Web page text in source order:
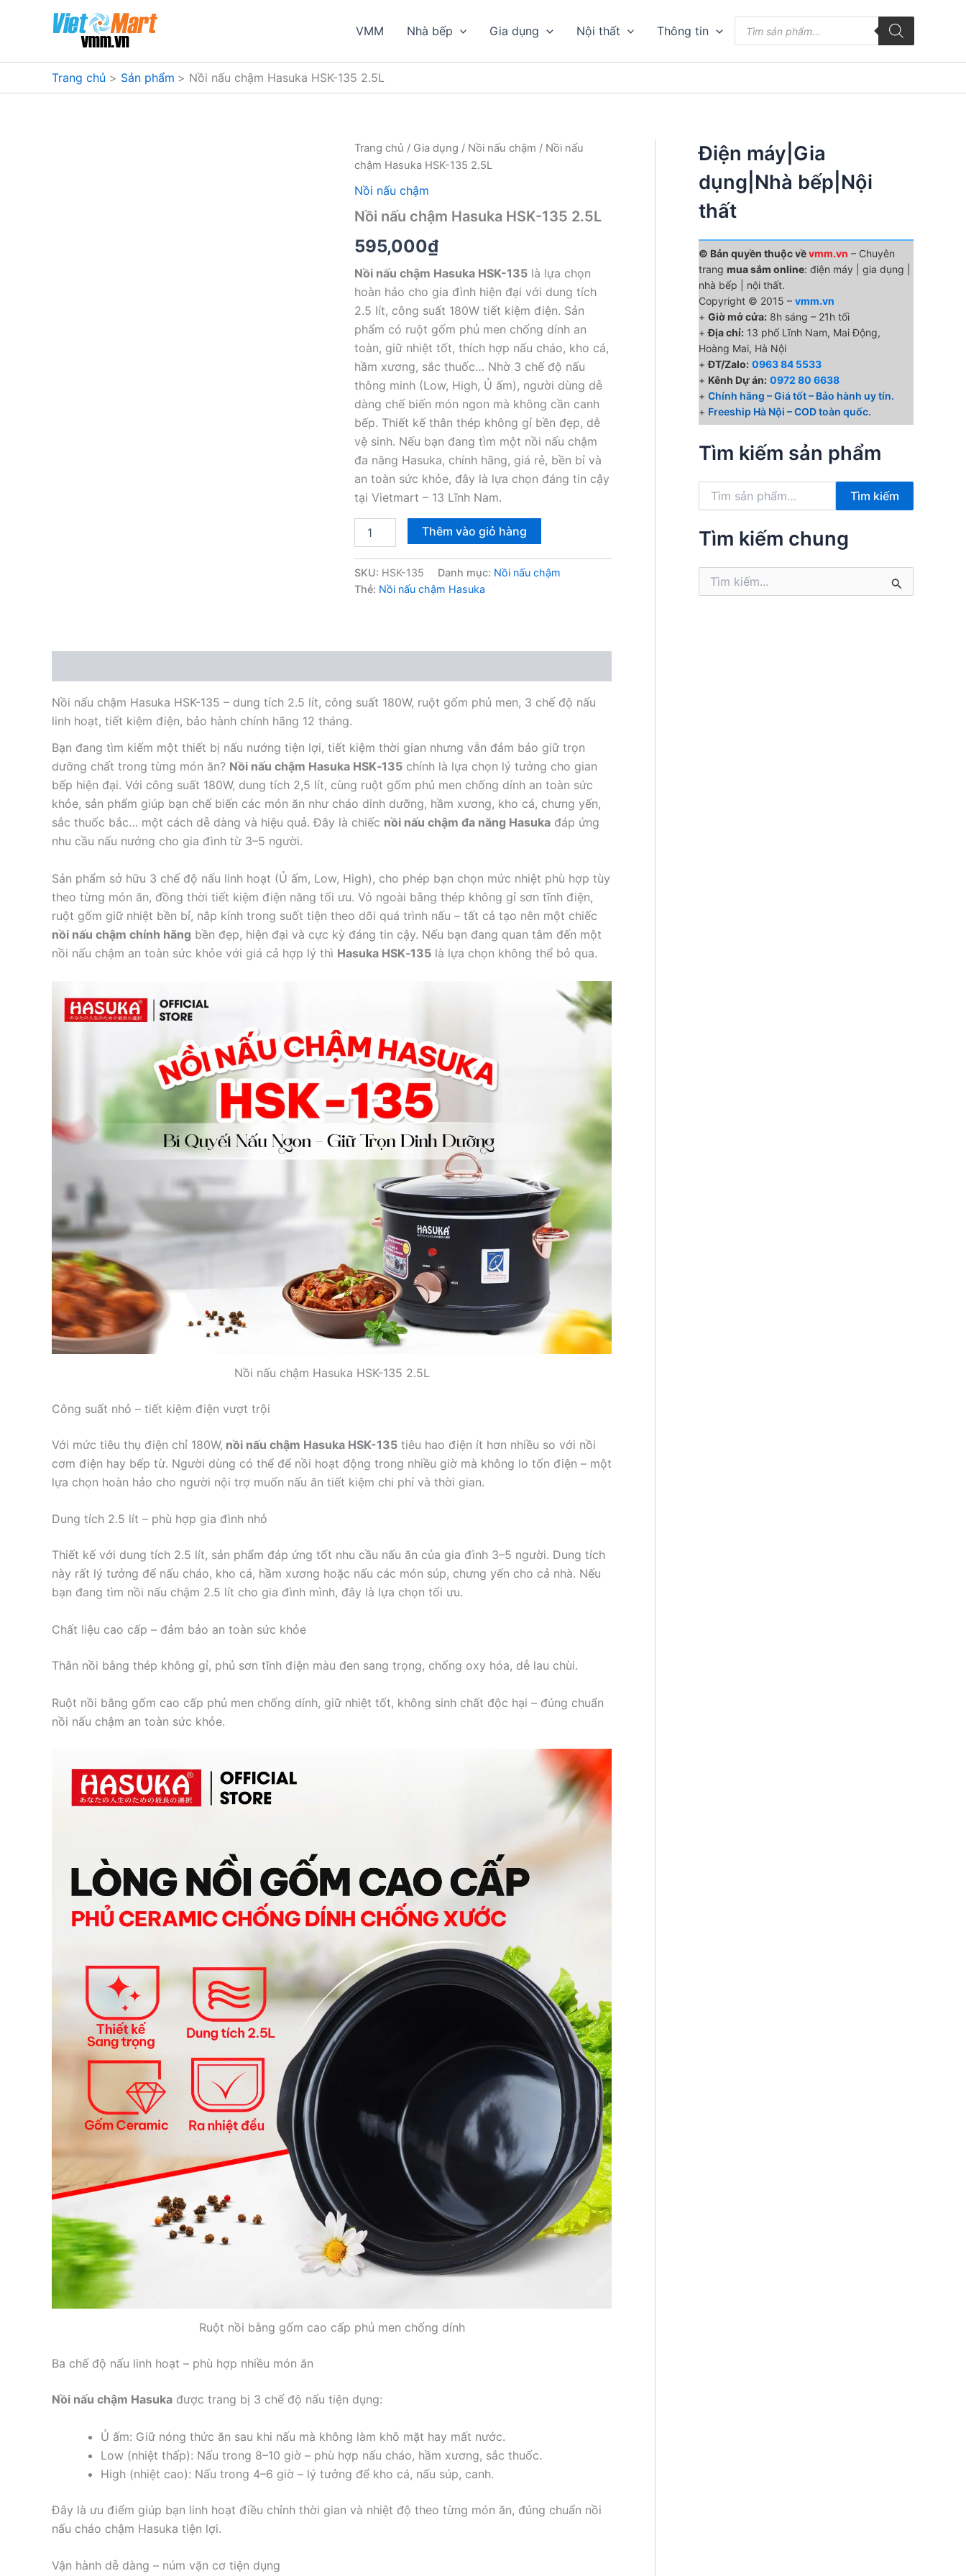
dung
VMM Nhà bếp Gia dụng Nội thất Thông tin
kiếm
phẩm
Trang chủ Sản phẩm Nồi nấu chậm Hasuka HSK-135 2.5L
Trang chủ / Gia dụng / Nồi nấu chậm / Nồi nấu
chậm Hasuka HSK-135 2.5L
Nồi nấu chậm
Nồi nấu chậm Hasuka HSK-135 2.5L
595,000₫
Nồi nấu chậm Hasuka HSK-135là lựa chọn
hoàn hảo cho gia đình hiện đại với dung tích
2.5 lít, công suất 180W tiết kiệm điện. Sản
phẩm có ruột gốm phủ men chống dính an
toàn, giữ nhiệt tốt, thích hợp nấu cháo, kho cá,
hầm xương, sắc thuốc… Nhờ 3 chế độ nấu
thông minh (Low, High, Ủ ấm), người dùng dễ
dàng chế biến món ngon mà không cần canh
bếp. Thiết kế thân thép không gỉ bền đẹp, dễ
vệ sinh. Nếu bạn đang tìm một nồi nấu chậm
đa năng Hasuka, chính hãng, giá rẻ, bền bỉ và
an toàn sức khỏe, đây là lựa chọn đáng tin cậy
tại Vietmart – 13 Lĩnh Nam.
nấu
Hasuka
HSK-
135
Thêm vào giỏ hàng
SKU: HSK-135 Danh mục: Nồi nấu chậm
Thẻ: Nồi nấu chậm Hasuka
Nồi nấu chậm Hasuka HSK-135 – dung tích 2.5 lít, công suất 180W, ruột gốm phủ men, 3 chế độ nấu
linh hoạt, tiết kiệm điện, bảo hành chính hãng 12 tháng.
Bạn đang tìm kiếm một thiết bị nấu nướng tiện lợi, tiết kiệm thời gian nhưng vẫn đảm bảo giữ trọn
dưỡng chất trong từng món ăn? Nồi nấu chậm Hasuka HSK‑135 chính là lựa chọn lý tưởng cho gian
bếp hiện đại. Với công suất 180W, dung tích 2,5 lít, cùng ruột gốm phủ men chống dính an toàn sức
khỏe, sản phẩm giúp bạn chế biến các món ăn như cháo dinh dưỡng, hầm xương, kho cá, chưng yến,
sắc thuốc bắc… một cách dễ dàng và hiệu quả. Đây là chiếc nồi nấu chậm đa năng Hasuka đáp ứng
nhu cầu nấu nướng cho gia đình từ 3–5 người.
Sản phẩm sở hữu 3 chế độ nấu linh hoạt (Ủ ấm, Low, High), cho phép bạn chọn mức nhiệt phù hợp tùy
theo từng món ăn, đồng thời tiết kiệm điện năng tối ưu. Vỏ ngoài bằng thép không gỉ sơn tĩnh điện,
ruột gốm giữ nhiệt bền bỉ, nắp kính trong suốt tiện theo dõi quá trình nấu – tất cả tạo nên một chiếc
nồi nấu chậm chính hãng bền đẹp, hiện đại và cực kỳ đáng tin cậy. Nếu bạn đang quan tâm đến một
nồi nấu chậm an toàn sức khỏe với giá cả hợp lý thì Hasuka HSK‑135 là lựa chọn không thể bỏ qua.
Nồi nấu chậm Hasuka HSK-135 2.5L
Công suất nhỏ – tiết kiệm điện vượt trội
Với mức tiêu thụ điện chỉ 180W, nồi nấu chậm Hasuka HSK-135 tiêu hao điện ít hơn nhiều so với nồi
cơm điện hay bếp từ. Người dùng có thể để nồi hoạt động trong nhiều giờ mà không lo tốn điện – một
lựa chọn hoàn hảo cho người nội trợ muốn nấu ăn tiết kiệm chi phí và thời gian.
Dung tích 2.5 lít – phù hợp gia đình nhỏ
Thiết kế với dung tích 2.5 lít, sản phẩm đáp ứng tốt nhu cầu nấu ăn của gia đình 3–5 người. Dung tích
này rất lý tưởng để nấu cháo, kho cá, hầm xương hoặc nấu các món súp, chưng yến cho cả nhà. Nếu
bạn đang tìm nồi nấu chậm 2.5 lít cho gia đình mình, đây là lựa chọn tối ưu.
Chất liệu cao cấp – đảm bảo an toàn sức khỏe
Thân nồi bằng thép không gỉ, phủ sơn tĩnh điện màu đen sang trọng, chống oxy hóa, dễ lau chùi.
Ruột nồi bằng gốm cao cấp phủ men chống dính, giữ nhiệt tốt, không sinh chất độc hại – đúng chuẩn
nồi nấu chậm an toàn sức khỏe.
Ruột nồi bằng gốm cao cấp phủ men chống dính
Ba chế độ nấu linh hoạt – phù hợp nhiều món ăn
Nồi nấu chậm Hasuka được trang bị 3 chế độ nấu tiện dụng:
Ủ ấm: Giữ nóng thức ăn sau khi nấu mà không làm khô mặt hay mất nước.
Low (nhiệt thấp): Nấu trong 8–10 giờ – phù hợp nấu cháo, hầm xương, sắc thuốc.
High (nhiệt cao): Nấu trong 4–6 giờ – lý tưởng để kho cá, nấu súp, canh.
Đây là ưu điểm giúp bạn linh hoạt điều chỉnh thời gian và nhiệt độ theo từng món ăn, đúng chuẩn nồi
nấu cháo chậm Hasuka tiện lợi.
Vận hành dễ dàng – núm vặn cơ tiện dụng
Điện máy|Gia
dụng|Nhà bếp|Nội
thất
© Bản quyền thuộc vềvmm.vn – Chuyên
trang mua sắm online: điện máy | gia dụng |
nhà bếp | nội thất.
Copyright © 2015 – vmm.vn
+ Giờ mở cửa: 8h sáng – 21h tối
+Địa chỉ: 13 phố Lĩnh Nam, Mai Động,
Hoàng Mai, Hà Nội
+ĐT/Zalo: 0963 84 5533
+ Kênh Dự án: 0972 80 6638
+ Chính hãng – Giá tốt – Bảo hành uy tín.
+ Freeship Hà Nội – COD toàn quốc.
Tìm kiếm sản phẩm
k
Tìm kiếm
Tìm kiếm chung